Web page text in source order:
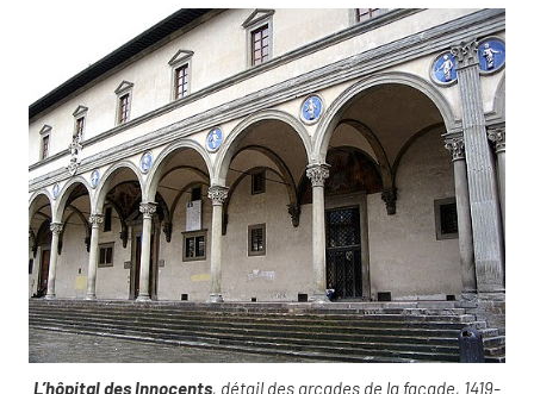
L’hôpital des Innocents, détail des arcades de la façade, 1419-